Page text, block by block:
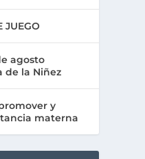
JUEGO
agosto
de la Niñez
y
materna